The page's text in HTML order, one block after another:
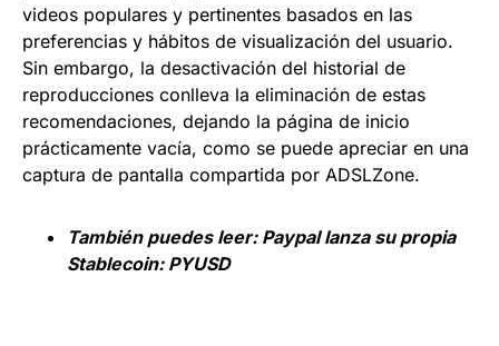
videos populares y pertinentes basados en las
preferencias y hábitos de visualización del usuario.
Sin embargo, la desactivación del historial de
reproducciones conlleva la eliminación de estas
recomendaciones, dejando la página de inicio
prácticamente vacía, como se puede apreciar en una
captura de pantalla compartida por ADSLZone.
También puedes leer: Paypal lanza su propia
Stablecoin: PYUSD